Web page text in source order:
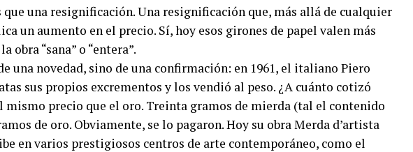
que una resignificación. Una resignificación que, más allá de cualquier
un aumento en el precio. Sí, hoy esos girones de papel valen más
obra “sana” o “entera”.
una novedad, sino de una confirmación: en 1961, el italiano Piero
sus propios excrementos y los vendió al peso. ¿A cuánto cotizó
mismo precio que el oro. Treinta gramos de mierda (tal el contenido
de oro. Obviamente, se lo pagaron. Hoy su obra Merda d’artista
en varios prestigiosos centros de arte contemporáneo, como el